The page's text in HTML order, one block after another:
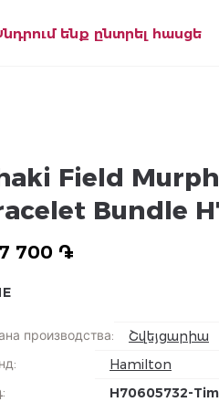
ենք ընտրել հասցե
Field
Bundle
700 ֏
производства:
Շվեյցարիա
:
Hamilton
: H70605732-